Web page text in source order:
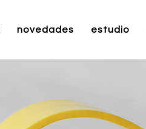
novedades estudio